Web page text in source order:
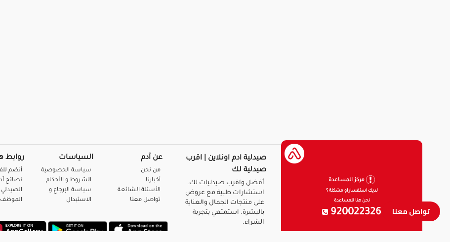
تواصل معنا
مركز المساعدة
لديك استفسار او مشكلة ؟
نحن هنا للمساعدة
920022326
صيدلية ادم اونلاين | اقرب
صيدلية لك
أفضل واقرب صيدليات لك.
استشارات طبية مع عروض
على منتجات الجمال والعناية
بالبشرة. استمتعي بتجربة
الشراء.
عن آدم
من نحن
أخبارنا
الأسئلة الشائعة
تواصل معنا
السياسات
سياسة الخصوصية
الشروط و الأحكام
سياسة الإرجاع و
الاستبدال
روابط
أنضم
نصائح
الصيدلي
الموظف